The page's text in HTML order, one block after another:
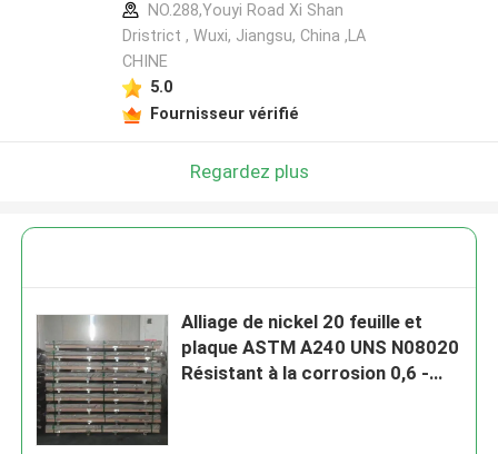
NO.288,Youyi Road Xi Shan
Dristrict , Wuxi, Jiangsu, China ,LA
CHINE
5.0
Fournisseur vérifié
Regardez plus
Alliage de nickel 20 feuille et
plaque ASTM A240 UNS N08020
Résistant à la corrosion 0,6 -